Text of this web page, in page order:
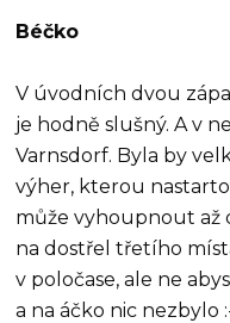
Béčko
V úvodních dvou
je hodně slušný. A v
Varnsdorf. Byla by
výher, kterou
může vyhoupnout až
na dostřel třetího
v poločase, ale ne
a na áčko nic nezbylo